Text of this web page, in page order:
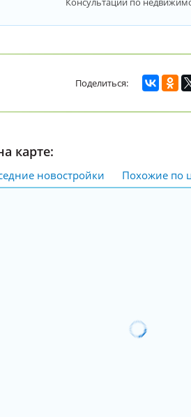
карте:
новостройки Похожие по